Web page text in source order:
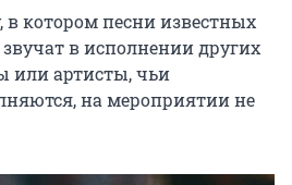
котором песни известных
в исполнении других
или артисты, чьи
на мероприятии не